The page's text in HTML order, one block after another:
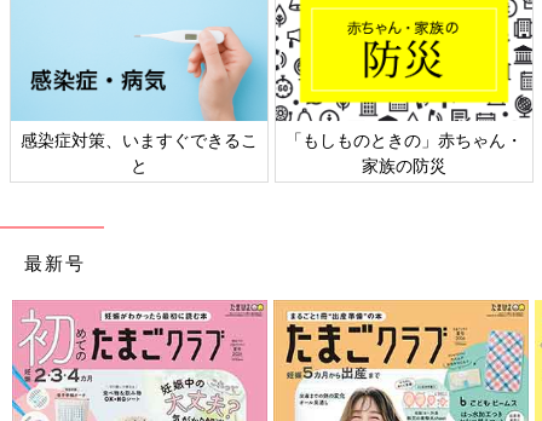
感染症対策、いますぐできるこ
と
「もしものときの」赤ちゃん・
家族の防災
最新号